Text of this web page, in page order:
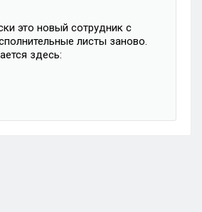
это новый сотрудник с
листы заново.
здесь: